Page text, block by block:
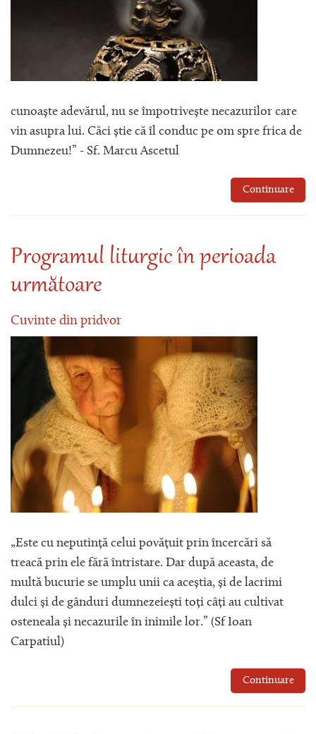
cunoaște adevărul, nu se împotrivește necazurilor care
vin asupra lui. Căci știe că îl conduc pe om spre frica de
Dumnezeu!” - Sf. Marcu Ascetul
Continuare
Programul liturgic în perioada
următoare
Cuvinte din pridvor
„Este cu neputință celui povățuit prin încercări să
treacă prin ele fără întristare. Dar după aceasta, de
multă bucurie se umplu unii ca aceștia, și de lacrimi
dulci și de gânduri dumnezeiești toți câți au cultivat
osteneala și necazurile în inimile lor.” (Sf Ioan
Carpatiul)
Continuare